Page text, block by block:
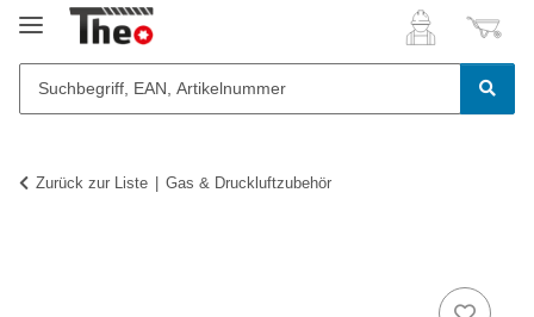
Zurück zur Liste Gas & Druckluftzubehör